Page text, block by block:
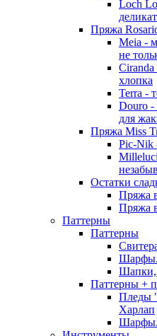
Loch
Пряжа
Meia -
не
Ciranda
хлопка
Terra -
Douro -
для
Пряжа Miss
Pic-Nik
Остатки
Пряжа
Пряжа
Паттерны
Паттерны
Шарфы.
Шапки,
Паттерны +
Пледы
Харлап
Шарфы.